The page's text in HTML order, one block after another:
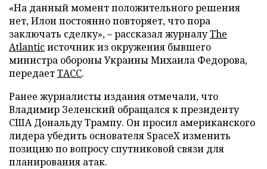
«На данный момент положительного решения
нет, Илон постоянно повторяет, что пора
заключать сделку», – рассказал журналуThe
Atlanticисточник из окружения бывшего
министра обороны Украины Михаила Федорова,
передаетТАСС.
Ранее журналисты издания отмечали, что
Владимир Зеленский обращался к президенту
США Дональду Трампу. Он просил американского
лидера убедить основателя SpaceX изменить
позицию по вопросу спутниковой связи для
планирования атак.